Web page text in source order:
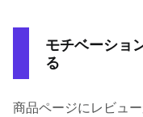
モチベーショ
る
商品ページにレビュー